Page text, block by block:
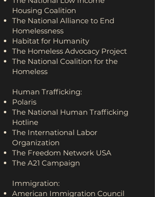
Housing Coalition
The National Alliance to End
Homelessness
Habitat for Humanity
The Homeless Advocacy Project
The National Coalition for the
Homeless
Human Trafficking:
Polaris
The National Human Trafficking
Hotline
The International Labor
Organization
The Freedom Network USA
The A21 Campaign
Immigration:
American Immigration Council